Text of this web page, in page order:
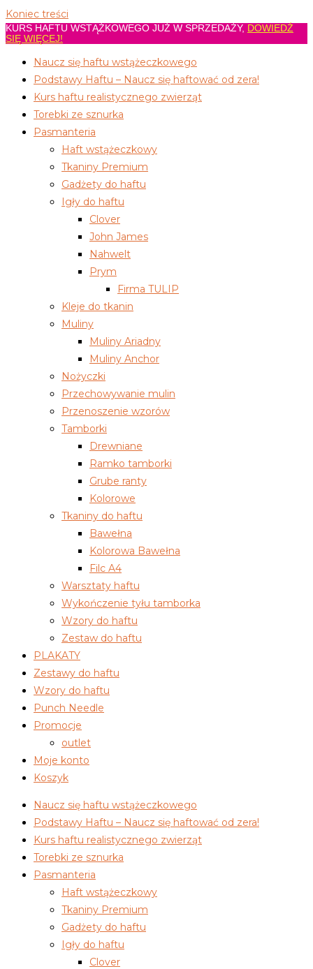
Koniec treści
KURS HAFTU WSTĄŻKOWEGO JUŻ W SPRZEDAŻY, DOWIEDŹ
SIĘ WIĘCEJ!
Naucz się haftu wstążeczkowego
Podstawy Haftu – Naucz się haftować od zera!
Kurs haftu realistycznego zwierząt
Torebki ze sznurka
Pasmanteria
Haft wstążeczkowy
Tkaniny Premium
Gadżety do haftu
Igły do haftu
Clover
John James
Nahwelt
Prym
Firma TULIP
Kleje do tkanin
Muliny
Muliny Ariadny
Muliny Anchor
Nożyczki
Przechowywanie mulin
Przenoszenie wzorów
Tamborki
Drewniane
Ramko tamborki
Grube ranty
Kolorowe
Tkaniny do haftu
Bawełna
Kolorowa Bawełna
Filc A4
Warsztaty haftu
Wykończenie tyłu tamborka
Wzory do haftu
Zestaw do haftu
PLAKATY
Zestawy do haftu
Wzory do haftu
Punch Needle
Promocje
outlet
Moje konto
Koszyk
Naucz się haftu wstążeczkowego
Podstawy Haftu – Naucz się haftować od zera!
Kurs haftu realistycznego zwierząt
Torebki ze sznurka
Pasmanteria
Haft wstążeczkowy
Tkaniny Premium
Gadżety do haftu
Igły do haftu
Clover